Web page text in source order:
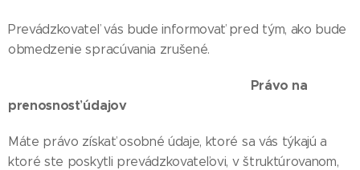
Prevádzkovateľ vás bude informovať pred tým, ako bude
obmedzenie spracúvania zrušené.
Právo na
prenosnosť údajov
Máte právo získať osobné údaje, ktoré sa vás týkajú a
ktoré ste poskytli prevádzkovateľovi, v štruktúrovanom,